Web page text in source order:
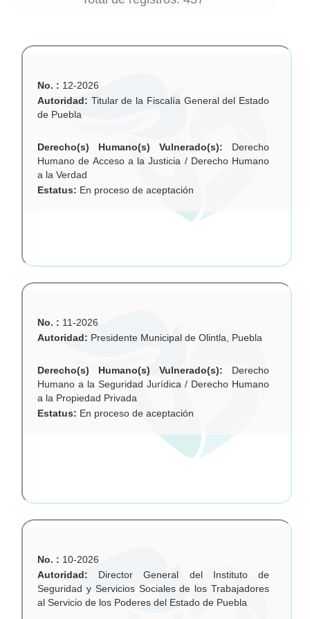
No. : 12-2026
Autoridad: Titular de la Fiscalía General del Estado
de Puebla
Derecho(s) Humano(s) Vulnerado(s): Derecho
Humano de Acceso a la Justicia / Derecho Humano
a la Verdad
Estatus: En proceso de aceptación
No. : 11-2026
Autoridad: Presidente Municipal de Olintla, Puebla
Derecho(s) Humano(s) Vulnerado(s): Derecho
Humano a la Seguridad Jurídica / Derecho Humano
a la Propiedad Privada
Estatus: En proceso de aceptación
No. : 10-2026
Autoridad: Director General del Instituto de
Seguridad y Servicios Sociales de los Trabajadores
al Servicio de los Poderes del Estado de Puebla